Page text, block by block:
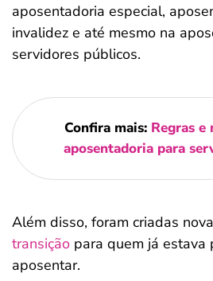
aposentadoria especial,
invalidez e até mesmo na
servidores públicos.
Confira mais: Regras e
aposentadoria para
Além disso, foram criadas
transição para quem já estava
aposentar.